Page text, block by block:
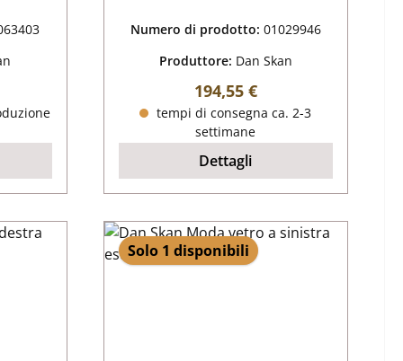
Numero di prodotto: 01029946
Produttore: Dan Skan
Prezzo normale:
194,55 €
tempi di consegna ca. 2-3
settimane
Dettagli
Solo 1 disponibili